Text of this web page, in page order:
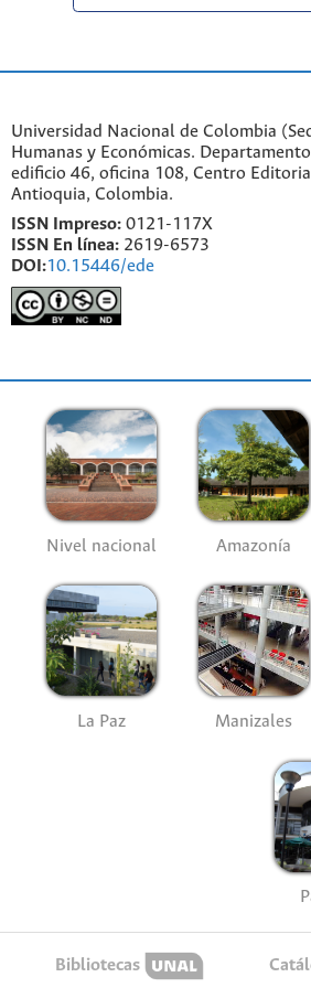
Universidad Nacional de Colombia
Humanas y Económicas.
edificio 46, oficina 108, Centro
Antioquia, Colombia.
ISSN Impreso: 0121-117X
ISSN En línea: 2619-6573
DOI:10.15446/ede
Nivel nacional Amazonía
La Paz Manizales
Bibliotecas